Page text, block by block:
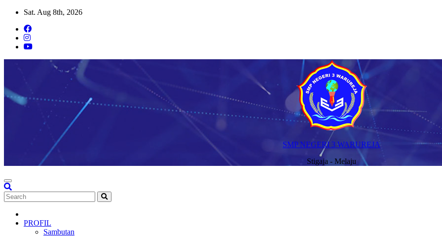
Skip
content
Sat. Aug 8th, 2026
SMP NEGERI 3 WARUREJA
Stigaja - Melaju
PROFIL
Sambutan